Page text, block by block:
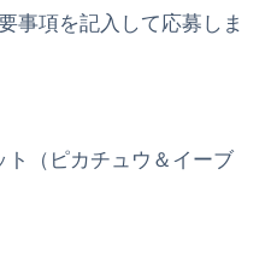
事項を記入して応募しま
（ピカチュウ＆イーブ